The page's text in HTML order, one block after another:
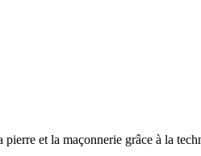
et la maçonnerie grâce à la